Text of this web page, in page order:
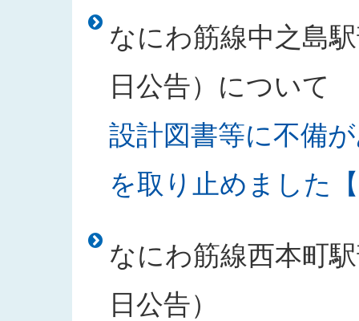
なにわ筋線中之島
日公告）について
設計図書等に不備
を取り止めました
なにわ筋線西本町
日公告）